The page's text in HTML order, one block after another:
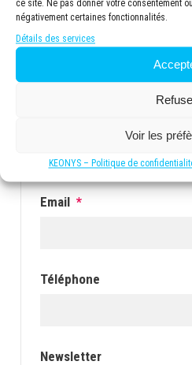
ce site. Ne pas donner votre consentement
négativement certaines fonctionnalités.
Détails des services
Voir les
KEONYS – Politique de
Nom *
Email *
Téléphone
Newsletter